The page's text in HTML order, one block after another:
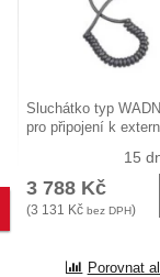
Sluchátko typ
pro připojení k
15
3 788 Kč
(3 131 Kč bez DPH)
Porovnat